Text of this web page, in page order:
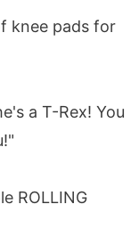
knee pads for
a T-Rex! You
ROLLING